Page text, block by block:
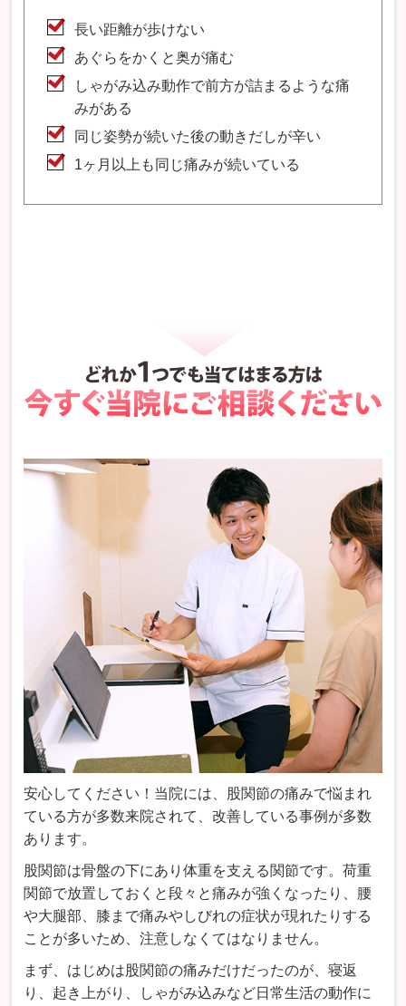
長い距離が歩けない
あぐらをかくと奥が痛む
しゃがみ込み動作で前方が詰まるような痛
みがある
同じ姿勢が続いた後の動きだしが辛い
1ヶ月以上も同じ痛みが続いている
安心してください！当院には、股関節の痛みで悩まれ
ている方が多数来院されて、改善している事例が多数
あります。
股関節は骨盤の下にあり体重を支える関節です。荷重
関節で放置しておくと段々と痛みが強くなったり、腰
や大腿部、膝まで痛みやしびれの症状が現れたりする
ことが多いため、注意しなくてはなりません。
まず、はじめは股関節の痛みだけだったのが、寝返
り、起き上がり、しゃがみ込みなど日常生活の動作に